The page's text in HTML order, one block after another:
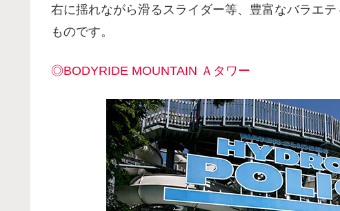
右に揺れながら滑るスライダー等、豊富なバラエ
ものです。
◎BODYRIDE MOUNTAIN Ａタワー